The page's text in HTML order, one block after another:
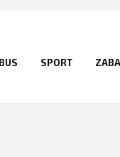
SPORT